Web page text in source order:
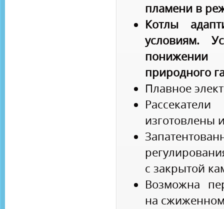
пламени в
Котлы
условиям.
природного
Плавное
изготовлены
с закрытой
Возможна
на сжиженном